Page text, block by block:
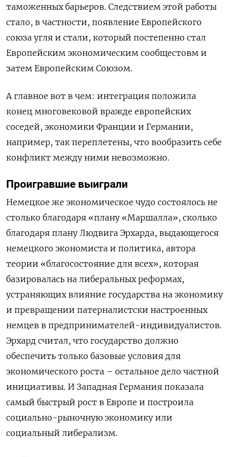
таможенных барьеров. Следствием этой работы
стало, в частности, появление Европейского
союза угля и стали, который постепенно стал
Европейским экономическим сообщестовм и
затем Европейским Союзом.
А главное вот в чем: интеграция положила
конец многовековой вражде европейских
соседей, экономики Франции и Германии,
например, так переплетены, что вообразить себе
конфликт между ними невозможно.
Проигравшие выиграли
Немецкое же экономическое чудо состоялось не
столько благодаря «плану «Маршалла», сколько
благодаря плану Людвига Эрхарда, выдающегося
немецкого экономиста и политика, автора
теории «благосостояние для всех», которая
базировалась на либеральных реформах,
устраняющих влияние государства на экономику
и превращении патерналистски настроенных
немцев в предпринимателей-индивидуалистов.
Эрхард считал, что государство должно
обеспечить только базовые условия для
экономического роста – остальное дело частной
инициативы. И Западная Германия показала
самый быстрый рост в Европе и построила
социально-рыночную экономику или
социальный либерализм.